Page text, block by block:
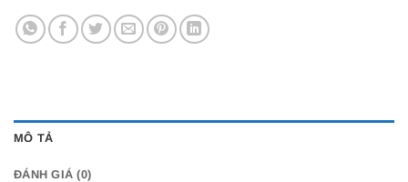
MÔ TẢ
ĐÁNH GIÁ (0)